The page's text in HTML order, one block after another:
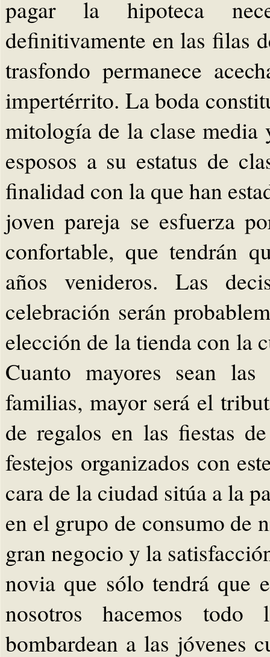
pagar la hipoteca
definitivamente en las filas
trasfondo permanece
impertérrito. La boda
mitología de la clase
esposos a su estatus de
finalidad con la que han
joven pareja se esfuerza
confortable, que tendrán
años venideros. Las
celebración serán
elección de la tienda con la
Cuanto mayores sean
familias, mayor será el
de regalos en las fiestas
festejos organizados con
cara de la ciudad sitúa a la
en el grupo de consumo de
gran negocio y la
novia que sólo tendrá que
nosotros hacemos todo
bombardean a las jóvenes